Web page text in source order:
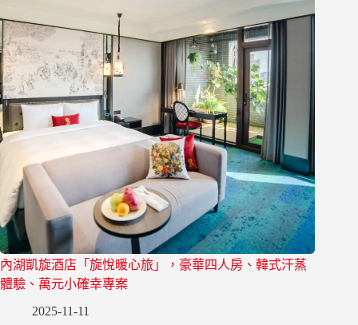
內湖凱旋酒店「旋悅暖心旅」，豪華四人房、韓式汗蒸
體驗、萬元小確幸專案
2025-11-11